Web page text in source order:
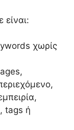
χωρίς
tags ή